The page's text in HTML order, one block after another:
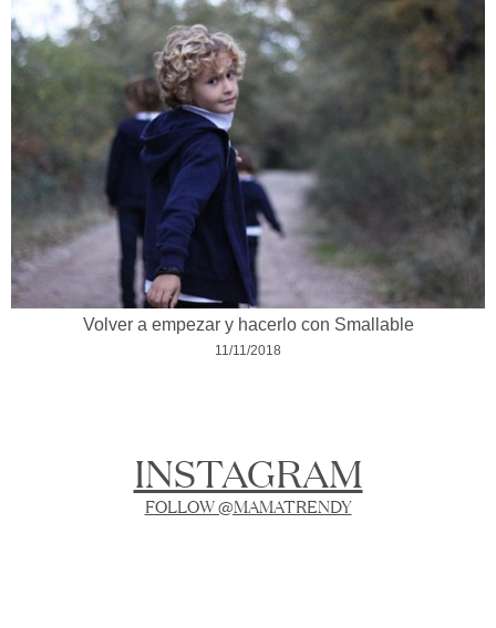
Volver a empezar y hacerlo con Smallable
11/11/2018
INSTAGRAM
FOLLOW @MAMATRENDY